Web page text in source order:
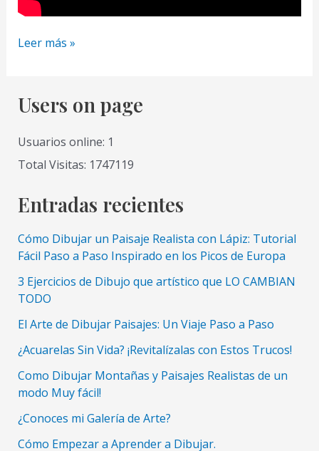
Pintura
Como
Pintar
un
de
Facil
a
Paso
Leer más »
Users on page
Usuarios online: 1
Total Visitas: 1747119
Entradas recientes
Cómo Dibujar un Paisaje Realista con Lápiz: Tutorial
Fácil Paso a Paso Inspirado en los Picos de Europa
3 Ejercicios de Dibujo que artístico que LO CAMBIAN
TODO
El Arte de Dibujar Paisajes: Un Viaje Paso a Paso
¿Acuarelas Sin Vida? ¡Revitalízalas con Estos Trucos!
Como Dibujar Montañas y Paisajes Realistas de un
modo Muy fácil!
¿Conoces mi Galería de Arte?
Cómo Empezar a Aprender a Dibujar.